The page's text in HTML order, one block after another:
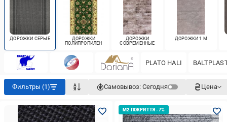
ДОРОЖКИ СЕРЫЕ
ДОРОЖКИ
ПОЛИПРОПИЛЕН
ДОРОЖКИ
СОВРЕМЕННЫЕ
ДОРОЖКИ 1 М
PLATO HALI
Фильтры (1) Самовывоз: Сегодня Цена